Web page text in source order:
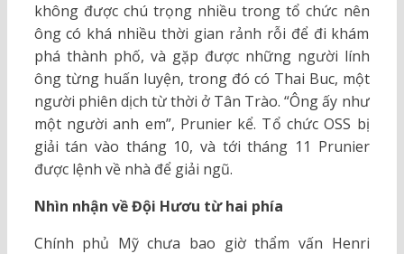
không được chú trọng nhiều trong tổ chức nên
ông có khá nhiều thời gian rảnh rỗi để đi khám
phá thành phố, và gặp được những người lính
ông từng huấn luyện, trong đó có Thai Buc, một
người phiên dịch từ thời ở Tân Trào. “Ông ấy như
một người anh em”, Prunier kể. Tổ chức OSS bị
giải tán vào tháng 10, và tới tháng 11 Prunier
được lệnh về nhà để giải ngũ.
Nhìn nhận về Đội Hươu từ hai phía
Chính phủ Mỹ chưa bao giờ thẩm vấn Henri